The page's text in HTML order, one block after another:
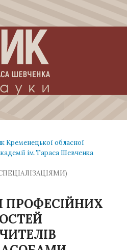
Кременецької обласної
ім.Тараса Шевченка